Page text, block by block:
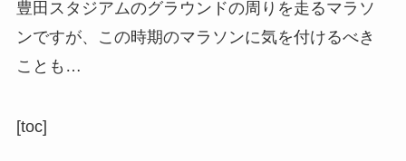
豊田スタジアムのグラウンドの周りを走るマラソ
ンですが、この時期のマラソンに気を付けるべき
ことも…
[toc]